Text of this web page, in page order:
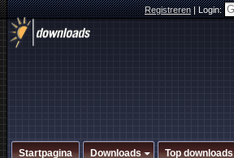
Registreren|Login:
Startpagina Downloads Top downloads